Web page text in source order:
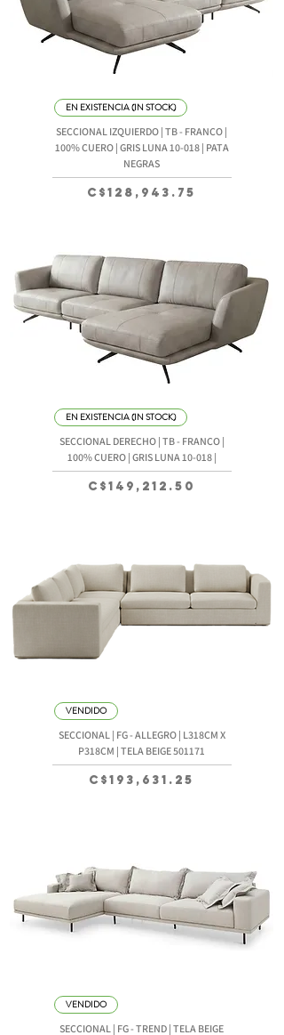
EN EXISTENCIA (IN STOCK)
SECCIONAL IZQUIERDO | TB - FRANCO |
100% CUERO | GRIS LUNA 10-018 | PATA
NEGRAS
Precio
C$128,943.75
EN EXISTENCIA (IN STOCK)
SECCIONAL DERECHO | TB - FRANCO |
100% CUERO | GRIS LUNA 10-018 |
Precio
C$149,212.50
VENDIDO
SECCIONAL | FG - ALLEGRO | L318CM X
P318CM | TELA BEIGE 501171
Precio
C$193,631.25
VENDIDO
SECCIONAL | FG - TREND | TELA BEIGE